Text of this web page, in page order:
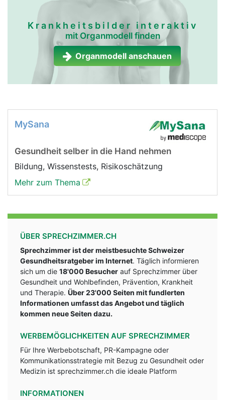
Krankheitsbilder interaktiv
mit Organmodell finden
Organmodell anschauen
MySana
Gesundheit selber in die Hand nehmen
Bildung, Wissenstests, Risikoschätzung
Mehr zum Thema
ÜBER SPRECHZIMMER.CH
Sprechzimmer ist der meistbesuchte Schweizer
Gesundheitsratgeber im Internet. Täglich informieren
sich um die 18'000 Besucher auf Sprechzimmer über
Gesundheit und Wohlbefinden, Prävention, Krankheit
und Therapie. Über 23'000 Seiten mit fundlerten
Informationen umfasst das Angebot und täglich
kommen neue Seiten dazu.
WERBEMÖGLICHKEITEN AUF SPRECHZIMMER
Für Ihre Werbebotschaft, PR-Kampagne oder
Kommunikationsstrategie mit Bezug zu Gesundheit oder
Medizin ist sprechzimmer.ch die ideale Platform
INFORMATIONEN